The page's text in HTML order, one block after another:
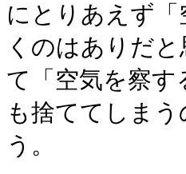
にとりあえず
くのはありだ
て「空気を察
も捨ててしま
う。